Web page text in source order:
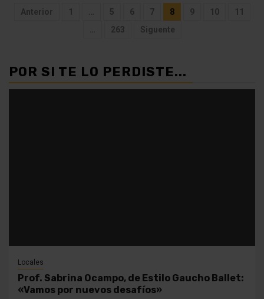
Paginación
Anterior 1 5 6 7 8 9 10
11
263 Siguente
POR SI TE LO PERDISTE...
Locales
Prof. Sabrina Ocampo, de Estilo Gaucho Ballet:
«Vamos por nuevos desafíos»